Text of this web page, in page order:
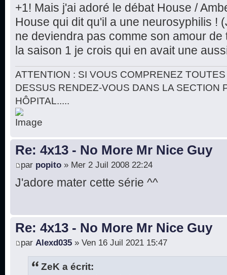
+1! Mais j'ai adoré le débat House /
House qui dit qu'il a une neurosyphilis !
ne deviendra pas comme son amour
la saison 1 je crois qui en avait une
ATTENTION : SI VOUS COMPRENEZ
DESSUS RENDEZ-VOUS DANS LA SECTION
HÔPITAL.....
Re: 4x13 - No More Mr Nice Guy
par popito » Mer 2 Juil 2008 22:24
J'adore mater cette série ^^
Re: 4x13 - No More Mr Nice Guy
par Alexd035 » Ven 16 Juil 2021 15:47
ZeK a écrit: